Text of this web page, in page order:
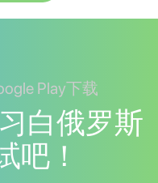
Play下载
白俄罗斯
吧！